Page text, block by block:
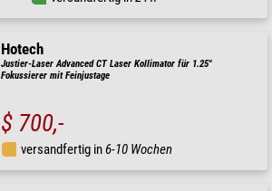
Hotech
Justier-Laser Advanced CT Laser Kollimator für 1.25"
Fokussierer mit Feinjustage
$ 700,-
versandfertig in6-10 Wochen